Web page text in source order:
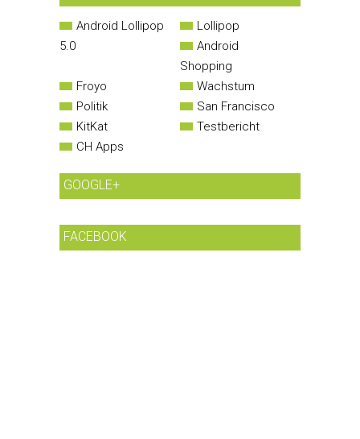
Android Lollipop
5.0
Lollipop
Android
Shopping
Froyo
Wachstum
Politik
San Francisco
KitKat
Testbericht
CH Apps
GOOGLE+
FACEBOOK